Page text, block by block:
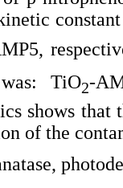
was: TiO2-
shows that
of the